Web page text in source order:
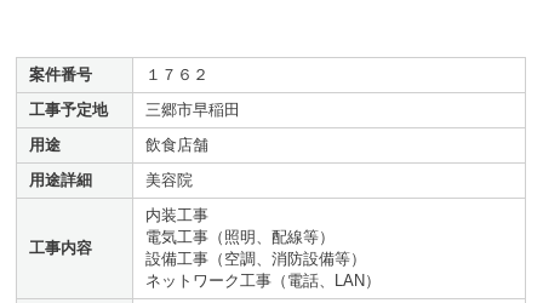
案件番号
１７６２
工事予定地
三郷市早稲田
用途
飲食店舗
用途詳細
美容院
工事内容
内装工事
電気工事（照明、配線等）
設備工事（空調、消防設備等）
ネットワーク工事（電話、LAN）